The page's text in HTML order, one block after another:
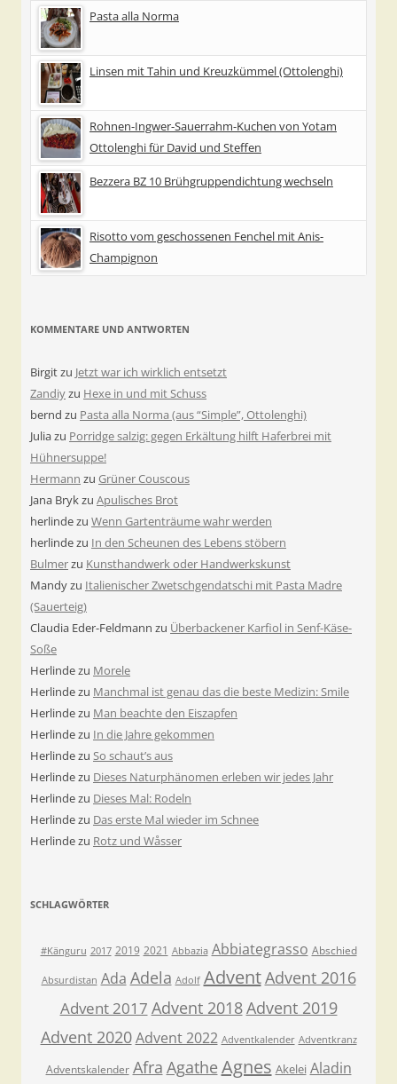
Pasta alla Norma
Linsen mit Tahin und Kreuzkümmel (Ottolenghi)
Rohnen-Ingwer-Sauerrahm-Kuchen von Yotam
Ottolenghi für David und Steffen
Bezzera BZ 10 Brühgruppendichtung wechseln
Risotto vom geschossenen Fenchel mit Anis-
Champignon
KOMMENTARE UND ANTWORTEN
Birgitzu Jetzt war ich wirklich entsetzt
Zandiyzu Hexe in und mit Schuss
bernd zu Pasta alla Norma (aus “Simple”, Ottolenghi)
Juliazu Porridge salzig: gegen Erkältung hilft Haferbrei mit
Hühnersuppe!
Hermann zu Grüner Couscous
Jana Brykzu Apulisches Brot
herlindezu Wenn Gartenträume wahr werden
herlindezu In den Scheunen des Lebens stöbern
Bulmerzu Kunsthandwerk oder Handwerkskunst
Mandyzu Italienischer Zwetschgendatschi mit Pasta Madre
(Sauerteig)
Claudia Eder-Feldmann zu Überbackener Karfiol in Senf-Käse-
Soße
Herlindezu Morele
Herlindezu Manchmal ist genau das die beste Medizin: Smile
Herlindezu Man beachte den Eiszapfen
Herlindezu In die Jahre gekommen
Herlindezu So schaut’s aus
Herlindezu Dieses Naturphänomen erleben wir jedes Jahr
Herlindezu Dieses Mal: Rodeln
Herlindezu Das erste Mal wieder im Schnee
Herlindezu Rotz und Wåsser
SCHLAGWÖRTER
#Känguru 2017 2019 2021 Abbazia Abbiategrasso Abschied
Absurdistan Ada Adela Adolf AdventAdvent 2016
Advent 2017 Advent 2018Advent 2019
Advent 2020 Advent 2022 Adventkalender Adventkranz
Adventskalender Afra Agathe Agnes Akelei Aladin